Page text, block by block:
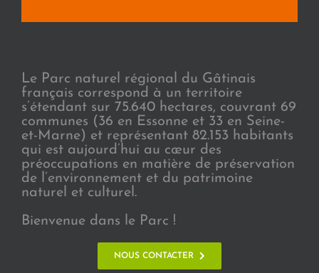
Le Parc naturel régional du Gâtinais
français correspond à un territoire
s’étendant sur 75.640 hectares, couvrant 69
communes (36 en Essonne et 33 en Seine-
et-Marne) et représentant 82.153 habitants
qui est aujourd’hui au cœur des
préoccupations en matière de préservation
de l’environnement et du patrimoine
naturel et culturel.
Bienvenue dans le Parc !
NOUS CONTACTER